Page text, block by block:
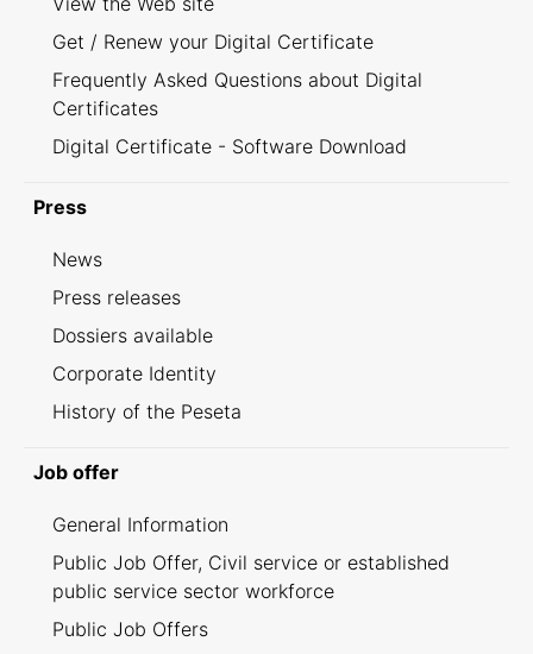
Get / Renew your Digital Certificate
Frequently Asked Questions about Digital
Certificates
Digital Certificate - Software Download
Press
News
Press releases
Dossiers available
Corporate Identity
History of the Peseta
Job offer
General Information
Public Job Offer, Civil service or established
public service sector workforce
Public Job Offers